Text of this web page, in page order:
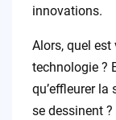
innovations.
Alors, quel
technologie ?
qu’effleurer
se dessinent